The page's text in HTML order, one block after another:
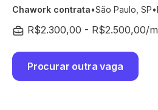
Chawork contrata São Paulo, SP
R$2.300,00 - R$2.500,00/
Procurar outra vaga